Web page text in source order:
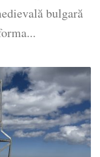
bulgară